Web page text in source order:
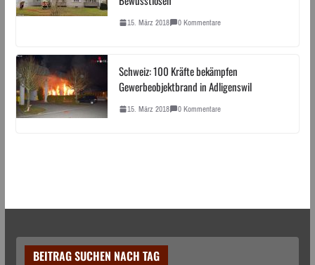
15. März 2018 0 Kommentare
Schweiz: 100 Kräfte bekämpfen
Gewerbeobjektbrand in Adligenswil
15. März 2018 0 Kommentare
BEITRAG SUCHEN NACH TAG